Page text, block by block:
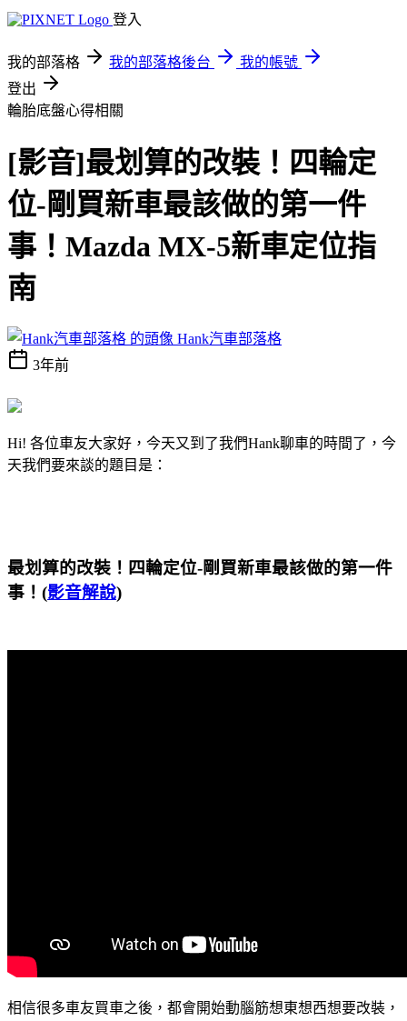
登入
我的部落格 我的部落格後台
我的帳號
登出
輪胎底盤心得相關
[影音]最划算的改裝！四輪定
位-剛買新車最該做的第一件
事！Mazda MX-5新車定位指
南
Hank汽車部落格
3年前
Hi! 各位車友大家好，今天又到了我們Hank聊車的時間了，今
天我們要來談的題目是：
最划算的改裝！四輪定位-剛買新車最該做的第一件
事！(影音解說)
相信很多車友買車之後，都會開始動腦筋想東想西想要改裝，